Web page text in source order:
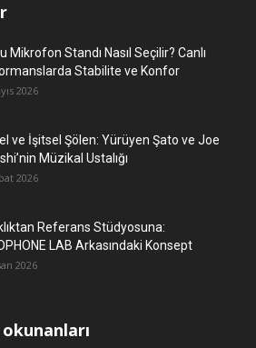
Mikrofon Standı Nasıl Seçilir? Canlı
Stabilite ve Konfor
2026
ve İşitsel Şölen: Yürüyen Şato ve Joe
Müzikal Ustalığı
2026
Referans Stüdyosuna:
LAB Arkasındaki Konsept
2026